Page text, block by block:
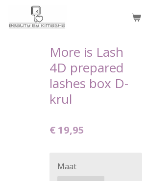
More is Lash
4D prepared
lashes box D-
krul
€ 19,95
Maat